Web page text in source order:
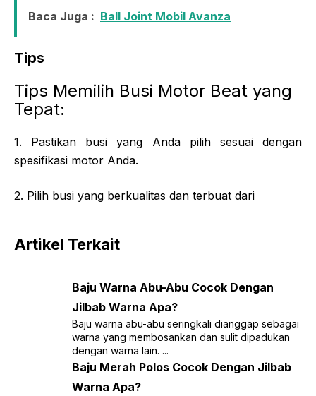
Baca Juga : Ball Joint Mobil Avanza
Tips
Tips Memilih Busi Motor Beat yang
Tepat:
1. Pastikan busi yang Anda pilih sesuai dengan
spesifikasi motor Anda.
2. Pilih busi yang berkualitas dan terbuat dari
Artikel Terkait
Baju Warna Abu-Abu Cocok Dengan
Jilbab Warna Apa?
Baju warna abu-abu seringkali dianggap sebagai
warna yang membosankan dan sulit dipadukan
dengan warna lain. ...
Baju Merah Polos Cocok Dengan Jilbab
Warna Apa?